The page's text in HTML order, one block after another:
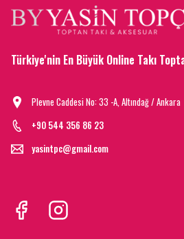
Türkiye'nin En Büyük Online Takı
Plevne Caddesi No: 33 -A, Altındağ / Ankara
+90 544 356 86 23
yasintpc@gmail.com